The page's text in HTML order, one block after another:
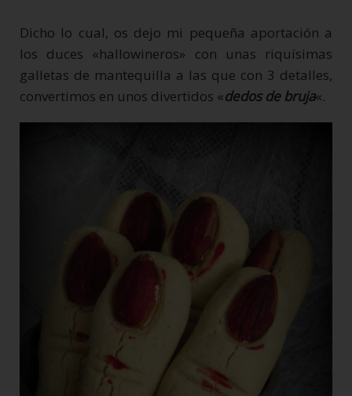
Dicho lo cual, os dejo mi pequeña aportación a
los duces «hallowineros» con unas riquísimas
galletas de mantequilla a las que con 3 detalles,
convertimos en unos divertidos «dedos de bruja«.